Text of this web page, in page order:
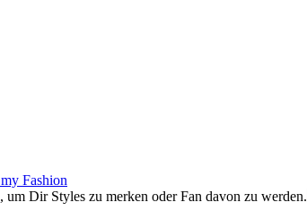
, um Dir Styles zu merken oder Fan davon zu werden.